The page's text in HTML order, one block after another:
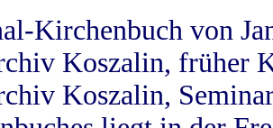
Kirchenbuch von
Koszalin, früher
Koszalin,